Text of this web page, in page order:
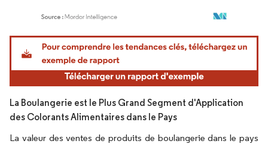
Image © Mordor Intelligence. La réutilisation nécessite une attribution sous CC BY
La Boulangerie est le Plus Grand Segment d'Application
des Colorants Alimentaires dans le Pays
La valeur des ventes de produits de boulangerie dans le pays